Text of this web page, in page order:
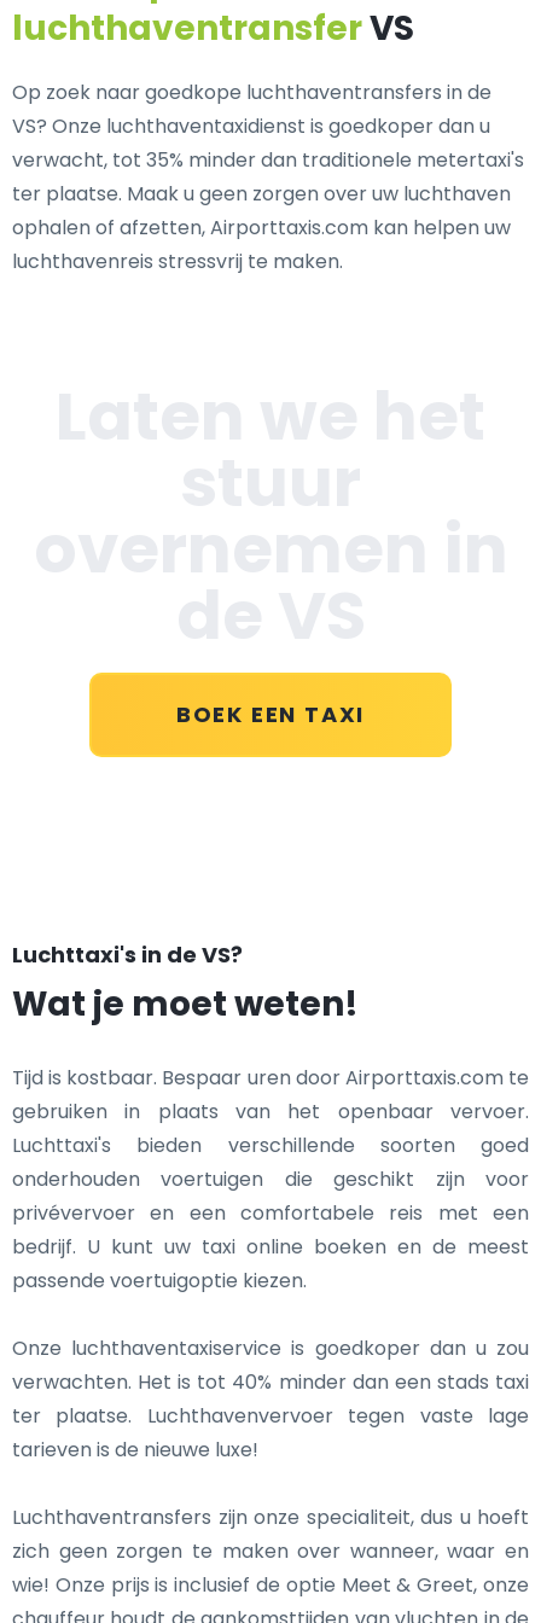
luchthaventransferVS
Op zoek naar goedkope luchthaventransfers in de
VS? Onze luchthaventaxidienst is goedkoper dan u
verwacht, tot 35% minder dan traditionele metertaxi's
ter plaatse. Maak u geen zorgen over uw luchthaven
ophalen of afzetten, Airporttaxis.com kan helpen uw
luchthavenreis stressvrij te maken.
BOEK EEN TAXI
Luchttaxi's in de VS?
Wat je moet weten!
Tijd is kostbaar. Bespaar uren door Airporttaxis.com te
gebruiken in plaats van het openbaar vervoer.
Luchttaxi's bieden verschillende soorten goed
onderhouden voertuigen die geschikt zijn voor
privévervoer en een comfortabele reis met een
bedrijf. U kunt uw taxi online boeken en de meest
passende voertuigoptie kiezen.
Onze luchthaventaxiservice is goedkoper dan u zou
verwachten. Het is tot 40% minder dan een stads taxi
ter plaatse. Luchthavenvervoer tegen vaste lage
tarieven is de nieuwe luxe!
Luchthaventransfers zijn onze specialiteit, dus u hoeft
zich geen zorgen te maken over wanneer, waar en
wie! Onze prijs is inclusief de optie Meet & Greet, onze